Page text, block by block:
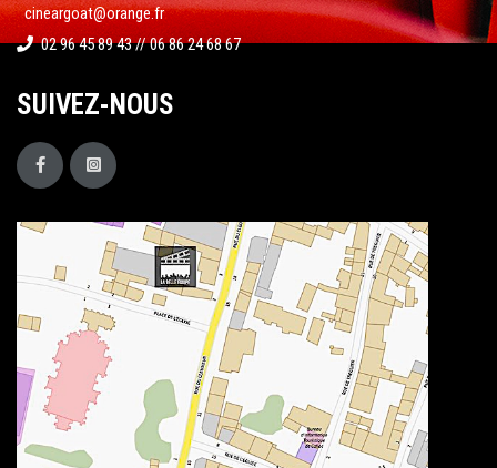
cineargoat@orange.fr
02 96 45 89 43 // 06 86 24 68 67
SUIVEZ-NOUS